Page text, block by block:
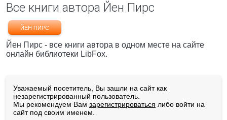
Все книги автора Йен Пирс
ЙЕН ПИРС
Йен Пирс - все книги автора в одном месте на сайте
онлайн библиотеки LibFox.
Уважаемый посетитель, Вы зашли на сайт как
незарегистрированный пользователь.
Мы рекомендуем Вам зарегистрироваться либо войти на
сайт под своим именем.